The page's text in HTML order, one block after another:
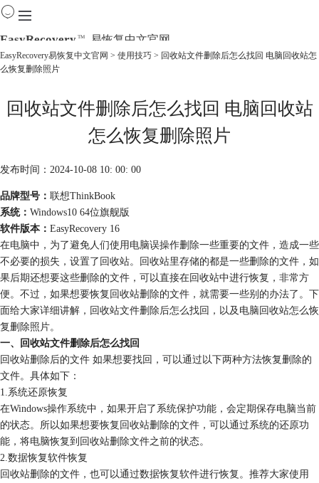
EasyRecovery TM 易恢复中文官网
下载
EasyRecovery易恢复中文官网 > 使用技巧 > 回收站文件删除后怎么找回 电脑回收站怎
么恢复删除照片
回收站文件删除后怎么找回 电脑回收站
怎么恢复删除照片
发布时间：2024-10-08 10: 00: 00
品牌型号： 联想ThinkBook
系统： Windows10 64位旗舰版
软件版本： EasyRecovery 16
在电脑中，为了避免人们使用电脑误操作删除一些重要的文件，造成一些
不必要的损失，设置了回收站。回收站里存储的都是一些删除的文件，如
果后期还想要这些删除的文件，可以直接在回收站中进行恢复，非常方
便。不过，如果想要恢复回收站删除的文件，就需要一些别的办法了。下
面给大家详细讲解，回收站文件删除后怎么找回，以及电脑回收站怎么恢
复删除照片。
一、回收站文件删除后怎么找回
回收站删除后的文件 如果想要找回，可以通过以下两种方法恢复删除的
文件。具体如下：
1.系统还原恢复
在Windows操作系统中，如果开启了系统保护功能，会定期保存电脑当前
的状态。所以如果想要恢复回收站删除的文件，可以通过系统的还原功
能，将电脑恢复到回收站删除文件之前的状态。
2.数据恢复软件恢复
回收站删除的文件，也可以通过数据恢复软件进行恢复。推荐大家使用